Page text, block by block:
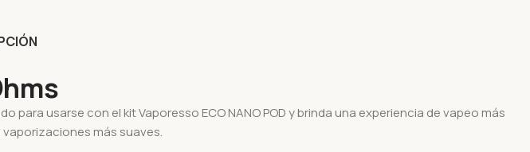
para usarse con el kit Vaporesso ECO NANO POD y brinda una experiencia de vapeo más
más suaves.